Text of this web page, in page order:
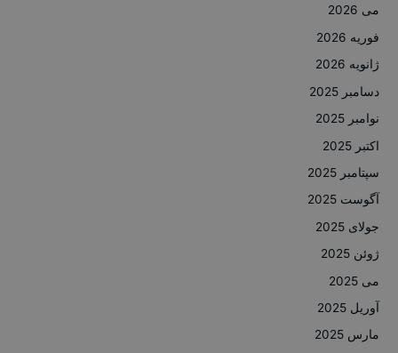
می 2026
فوریه 2026
ژانویه 2026
دسامبر 2025
نوامبر 2025
اکتبر 2025
سپتامبر 2025
آگوست 2025
جولای 2025
ژوئن 2025
می 2025
آوریل 2025
مارس 2025